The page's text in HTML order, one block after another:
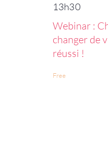
13h30
Webinar :
changer de
réussi !
Free
Vous n'avez